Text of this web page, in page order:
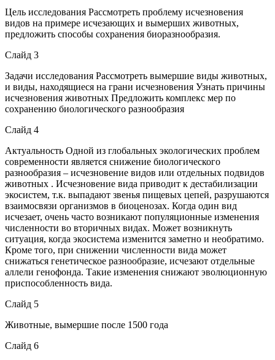
Цель исследования Рассмотреть проблему исчезновения
видов на примере исчезающих и вымерших животных,
предложить способы сохранения биоразнообразия.
Слайд 3
Задачи исследования Рассмотреть вымершие виды животных,
и виды, находящиеся на грани исчезновения Узнать причины
исчезновения животных Предложить комплекс мер по
сохранению биологического разнообразия
Слайд 4
Актуальность Одной из глобальных экологических проблем
современности является снижение биологического
разнообразия – исчезновение видов или отдельных подвидов
животных . Исчезновение вида приводит к дестабилизации
экосистем, т.к. выпадают звенья пищевых цепей, разрушаются
взаимосвязи организмов в биоценозах. Когда один вид
исчезает, очень часто возникают популяционные изменения
численности во вторичных видах. Может возникнуть
ситуация, когда экосистема изменится заметно и необратимо.
Кроме того, при снижении численности вида может
снижаться генетическое разнообразие, исчезают отдельные
аллели генофонда. Такие изменения снижают эволюционную
приспособленность вида.
Слайд 5
Животные, вымершие после 1500 года
Слайд 6